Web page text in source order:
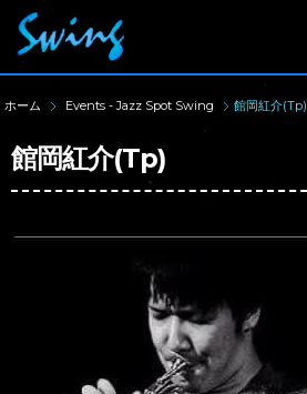
ホーム Events - Jazz Spot Swing 館岡紅介(Tp)
館岡紅介(Tp)